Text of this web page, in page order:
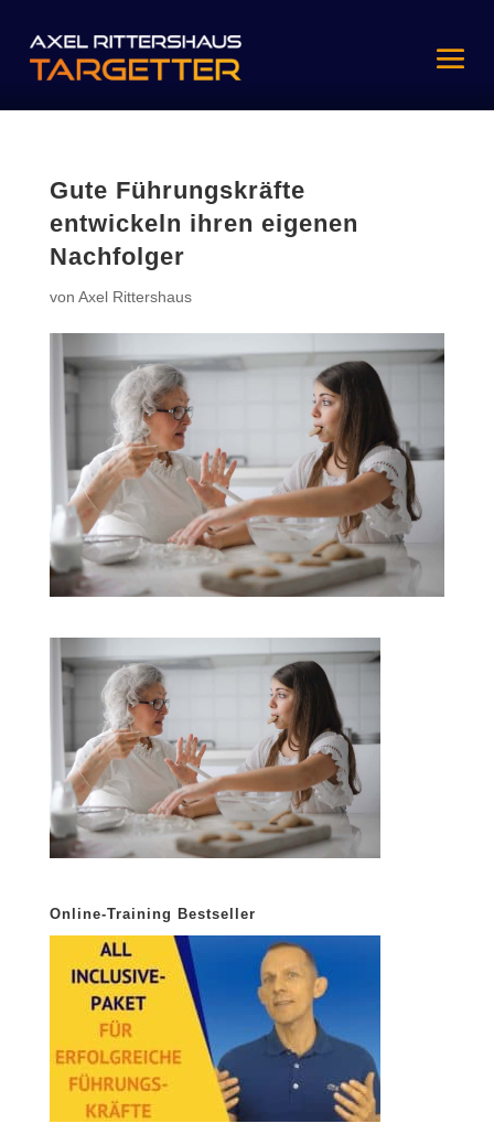
Gute Führungskräfte
entwickeln ihren eigenen
Nachfolger
von Axel Rittershaus
Online-Training Bestseller